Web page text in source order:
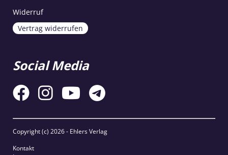
Widerruf
Vertrag widerrufen
Social Media
Copyright (c) 2026 - Ehlers Verlag
Kontakt